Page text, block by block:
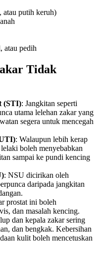
atau putih keruh)
atau pedih
Tidak
(STI): Jangkitan seperti
utama lelehan zakar yang
segera untuk mencegah
: Walaupun lebih kerap
boleh menyebabkan
sampai ke pundi kencing
: NSU dicirikan oleh
daripada jangkitan
prostat ini boleh
dan masalah kencing.
dan kepala zakar sering
dan bengkak. Kebersihan
kulit boleh mencetuskan